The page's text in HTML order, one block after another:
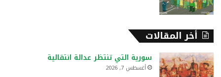
أخر المقالات
سورية التي تنتظر عدالة انتقالية
أغسطس 7, 2026